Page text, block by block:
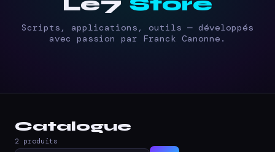
Scripts, applications, outils — développés
avec passion par Franck Canonne.
Catalogue
2 produits